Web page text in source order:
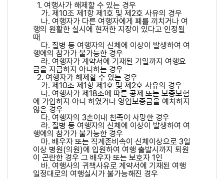
1. 여행사가 해제할 수 있는 경우
가. 제10조 제1항 제1호 및 제2호 사유의 경우
나. 여행자가 다른 여행자에게 폐를 끼치거나 여
행의 원활한 실시에 현저한 지장이 있다고 인정될
때
다. 질병 등 여행자의 신체에 이상이 발생하여 여
행에의 참가가 불가능한 경우
라. 여행자가 계약서에 기재된 기일까지 여행요
금을 지급하지 아니하는 경우
2. 여행자가 해제할 수 있는 경우
가. 제10조 제1항 제1호 및 제2호 사유의 경우
나. 여행사가 제18조에 따른 공제 또는 보증보험
에 가입하지 아니 하였거나 영업보증금을 예치하지
않은 경우
다. 여행자의 3촌이내 친족이 사망한 경우
라. 질병 등 여행자의 신체에 이상이 발생하여 여
행에의 참가가 불가능한 경우
마. 배우자 또는 직계존비속이 신체이상으로 3일
이상 병원(의원)에 입원하여 여행 출발시까지 퇴원
이 곤란한 경우 그 배우자 또는 보호자 1인
바. 여행사의 귀책사유로 계약서에 기재된 여행
일정대로의 여행실시가 불가능해진 경우